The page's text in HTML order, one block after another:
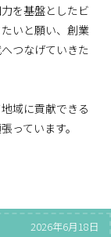
を基盤としたビ
いと願い、創業
つなげていきた
域に貢献できる
っています。
2026年6月18日